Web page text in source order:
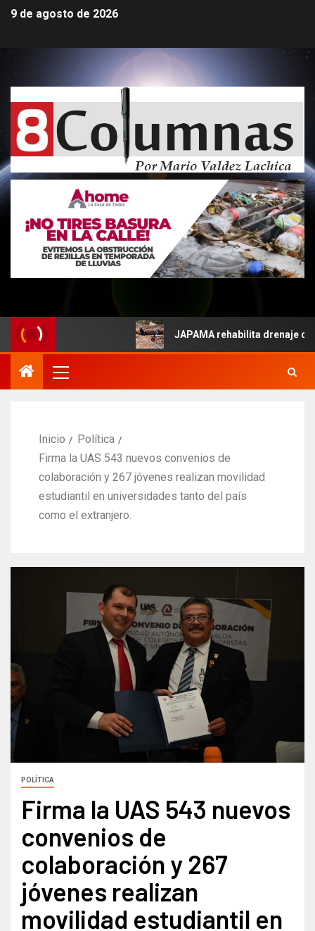
9 de agosto de 2026
JAPAMA rehabilita drenaje
Inicio
Política
Firma la UAS 543 nuevos convenios de
colaboración y 267 jóvenes realizan movilidad
estudiantil en universidades tanto del país
como el extranjero.
POLÍTICA
Firma la UAS 543 nuevos
convenios de
colaboración y 267
jóvenes realizan
movilidad estudiantil en